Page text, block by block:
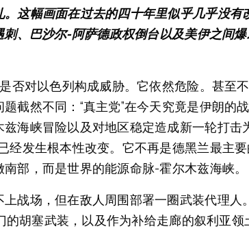
这幅画面在过去的四十年里似乎几乎没有
、巴沙尔-阿萨德政权倒台以及美伊之间
否对以色列构成威胁。它依然危险。甚至
截然不同：“真主党”在今天究竟是伊朗的
海峡冒险以及对地区稳定造成新一轮打击
发生根本性改变。它不再是德黑兰最主
部，而是世界的能源命脉-霍尔木兹海峡。
战场，但在敌人周围部署一圈武装代理人
的胡塞武装，以及作为补给走廊的叙利亚